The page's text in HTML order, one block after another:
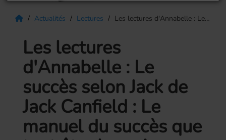
Actualités Lectures Les lectures d'Annabelle : Le succès selon Jack de Jack Canfield : Le manuel du succès que tout être humain devrait lire au moins une fois dans sa vie
Les lectures
d'Annabelle : Le
succès selon Jack de
Jack Canfield : Le
manuel du succès que